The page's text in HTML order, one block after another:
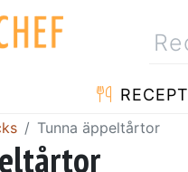
RECEPT
Tunna äppeltårtor